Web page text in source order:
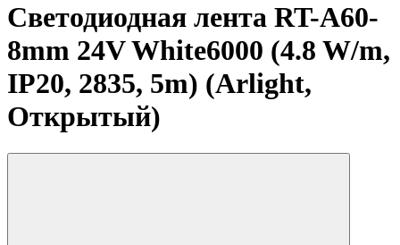
Светодиодная лента RT-A60-
8mm 24V White6000 (4.8 W/m,
IP20, 2835, 5m) (Arlight,
Открытый)